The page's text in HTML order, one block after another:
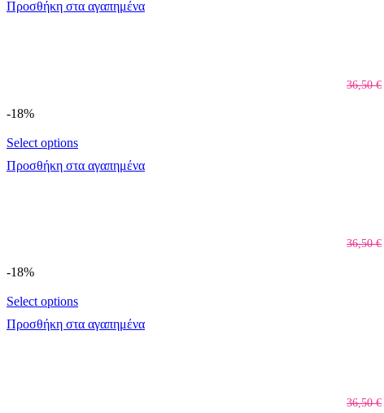
Προσθήκη στα αγαπημένα
36,50€
-18%
Select options
Προσθήκη στα αγαπημένα
36,50€
-18%
Select options
Προσθήκη στα αγαπημένα
36,50€